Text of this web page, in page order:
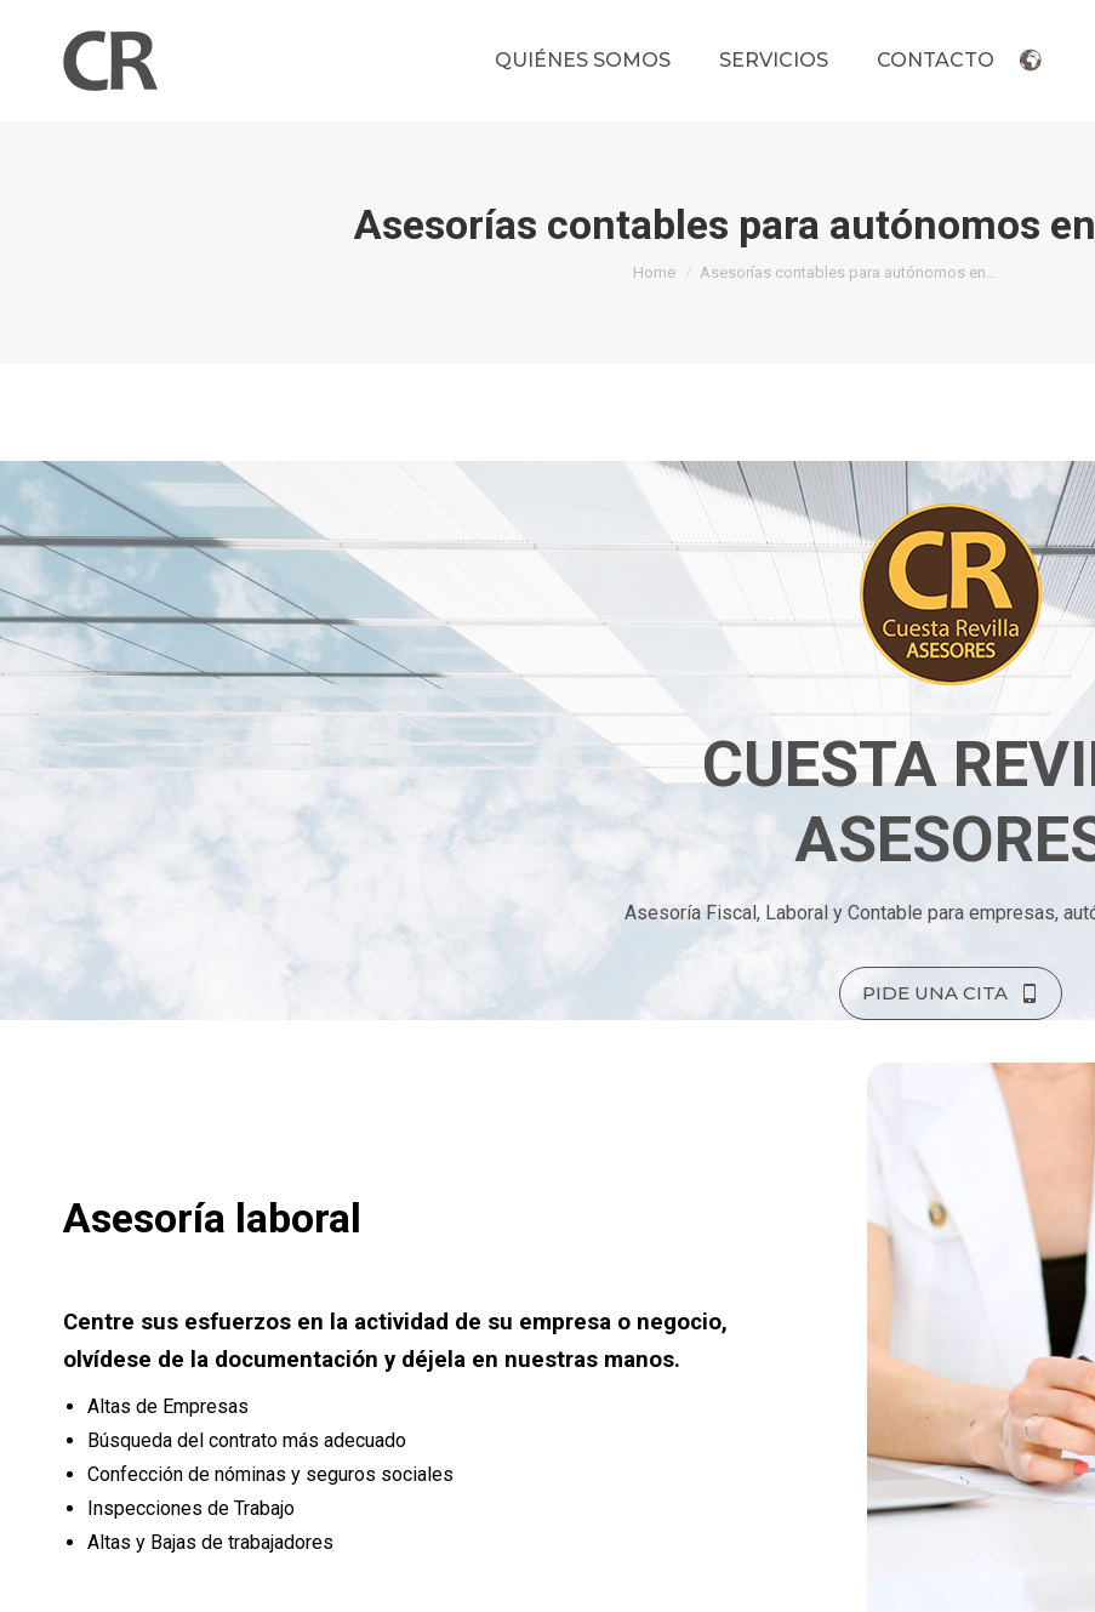
QUIÉNES SOMOS SERVICIOS CONTACTO
Asesorías contables para autónomos
You are here:
Home Asesorías contables para autónomos en…
CUESTA
Asesoría Fiscal, Laboral y Contable para empresas,
PIDE UNA CITA
Asesoría laboral
Centre sus esfuerzos en la actividad de su empresa o negocio,
olvídese de la documentación y déjela en nuestras manos.
Altas de Empresas
Búsqueda del contrato más adecuado
Confección de nóminas y seguros sociales
Inspecciones de Trabajo
Altas y Bajas de trabajadores